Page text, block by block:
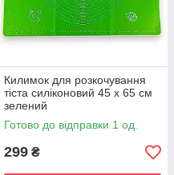
Килимок для розкочування
тіста силіконовий 45 х 65 см
зелений
Готово до відправки 1 од.
299 ₴